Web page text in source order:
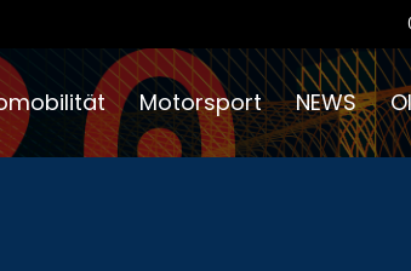
Motorsport NEWS